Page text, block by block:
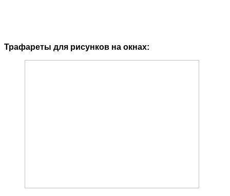
Трафареты для рисунков на окнах: